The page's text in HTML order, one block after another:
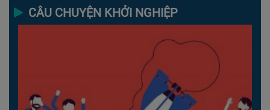
CÂU CHUYỆN KHỞI NGHIỆP